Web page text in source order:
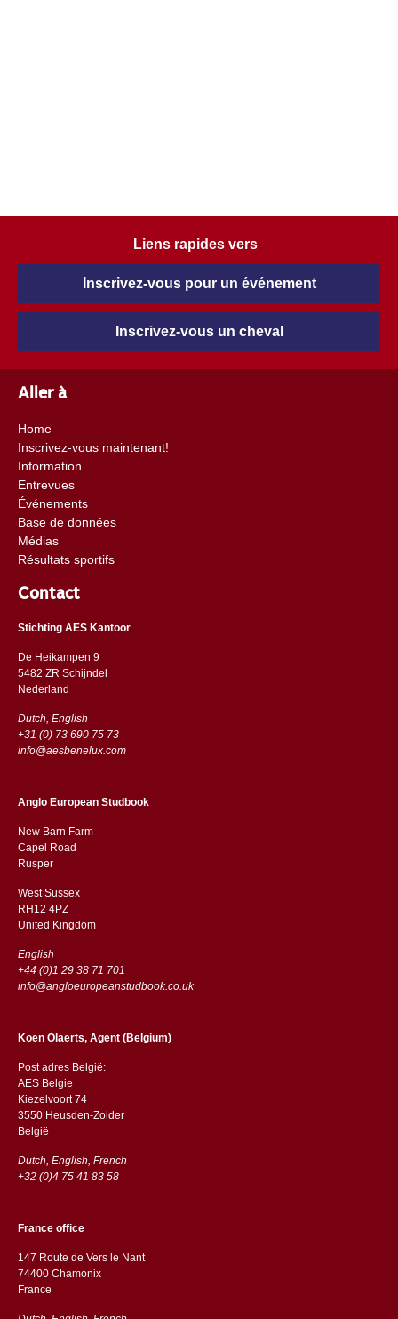
Liens rapides vers
Inscrivez-vous pour un événement
Inscrivez-vous un cheval
Aller à
Home
Inscrivez-vous maintenant!
Information
Entrevues
Événements
Base de données
Médias
Résultats sportifs
Contact
Stichting AES Kantoor
De Heikampen 9
5482 ZR Schijndel
​​Nederland
Dutch, English
+31 (0) 73 690 75 73
info@aesbenelux.com
Anglo European Studbook
New Barn Farm
Capel Road
​​Rusper
West Sussex
RH12 4PZ
​​United Kingdom
English
+44 (0)1 29 38 71 701
info@angloeuropeanstudbook.co.uk
Koen Olaerts, Agent (Belgium)
Post adres België:
AES Belgie
Kiezelvoort 74
3550 Heusden-Zolder
België
Dutch, English, French
+32 (0)4 75 41 83 58
France office
147 Route de Vers le Nant
74400 Chamonix
France